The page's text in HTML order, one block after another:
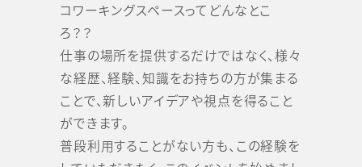
コワーキングスペースってどんなとこ
ろ？？
仕事の場所を提供するだけではなく、様々
な経歴、経験、知識をお持ちの方が集まる
ことで、新しいアイデアや視点を得ること
ができます。
普段利用することがない方も、この経験を